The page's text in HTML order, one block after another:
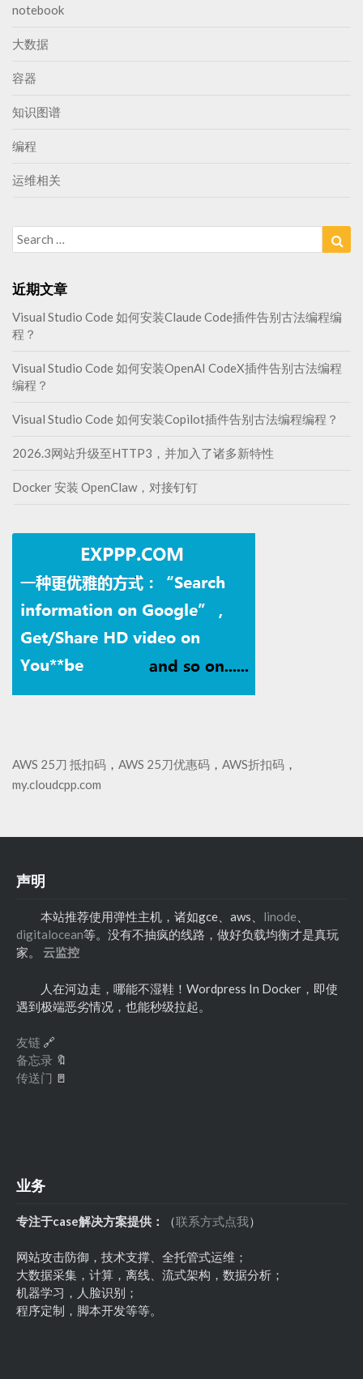
notebook
大数据
容器
知识图谱
编程
运维相关
Search
for:
近期文章
Visual Studio Code 如何安装Claude Code插件告别古法编程编
程？
Visual Studio Code 如何安装OpenAI CodeX插件告别古法编程
编程？
Visual Studio Code 如何安装Copilot插件告别古法编程编程？
2026.3网站升级至HTTP3，并加入了诸多新特性
Docker 安装 OpenClaw，对接钉钉
AWS 25刀 抵扣码 AWS 25刀优惠码 AWS折扣码
my.cloudcpp.com
声明
本站推荐使用弹性主机，诸如gce、aws、 linode
digitalocean等。没有不抽疯的线路，做好负载均衡才是真玩
家。 云监控
人在河边走，哪能不湿鞋！Wordpress In Docker，即使
遇到极端恶劣情况，也能秒级拉起。
友链 🔗
备忘录 🔖
传送门 🚪
业务
专注于case解决方案提供： （联系方式点我）
网站攻击防御，技术支撑、全托管式运维；
大数据采集，计算，离线、流式架构，数据分析；
机器学习，人脸识别；
程序定制，脚本开发等等。